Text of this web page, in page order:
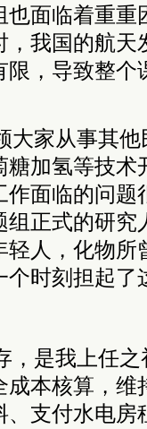
面临着重重
我国的航天
，导致整个
大家从事其
加氢等技术
面临的问题
正式的研究
轻人，化物
时刻担起了
，是我上任
本核算，维
、支付水电房